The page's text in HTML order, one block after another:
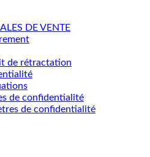
DE VENTE
de rétractation
de confidentialité
de confidentialité